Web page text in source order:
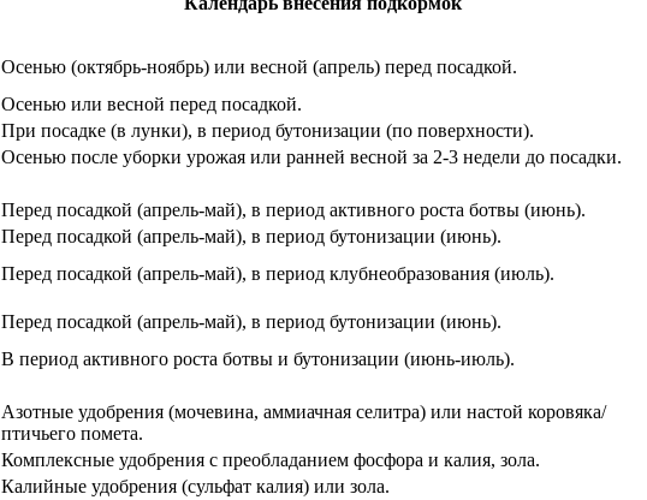
Осенью (октябрь-ноябрь) или весной (апрель) перед посадкой.
Осенью или весной перед посадкой.
При посадке (в лунки), в период бутонизации (по поверхности).
Осенью после уборки урожая или ранней весной за 2-3 недели до посадки.
Перед посадкой (апрель-май), в период активного роста ботвы (июнь).
Перед посадкой (апрель-май), в период бутонизации (июнь).
Перед посадкой (апрель-май), в период клубнеобразования (июль).
Перед посадкой (апрель-май), в период бутонизации (июнь).
В период активного роста ботвы и бутонизации (июнь-июль).
Азотные удобрения (мочевина, аммиачная селитра) или настой коровяка/
птичьего помета.
Комплексные удобрения с преобладанием фосфора и калия, зола.
Калийные удобрения (сульфат калия) или зола.